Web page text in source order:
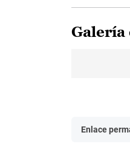
Galería
Enlace